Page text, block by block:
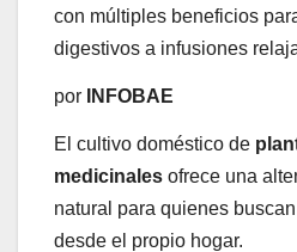
con múltiples beneficios
digestivos a infusiones
por INFOBAE
El cultivo doméstico de
medicinales ofrece una
natural para quienes
desde el propio hogar.